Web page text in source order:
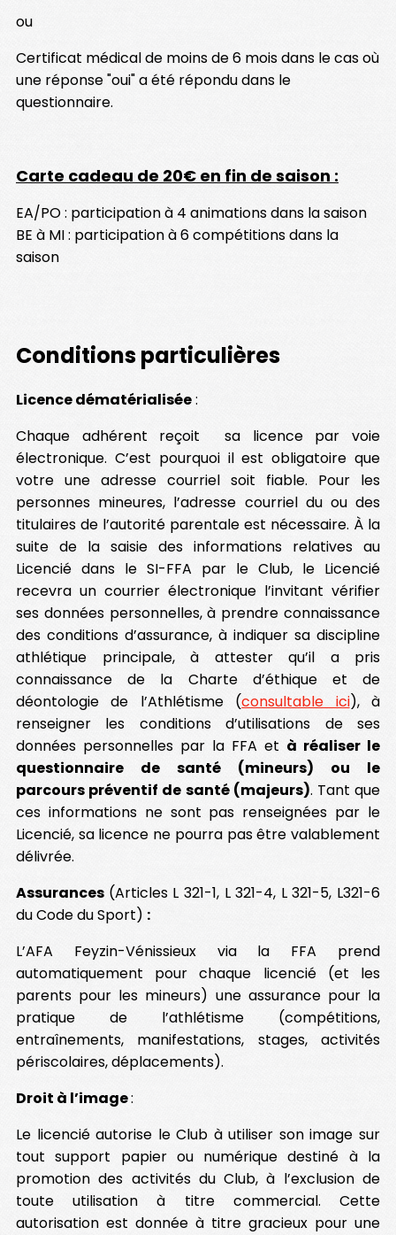
ou
Certificat médical de moins de 6 mois dans le cas où
une réponse "oui" a été répondu dans le
questionnaire.
Carte cadeau de 20€ en fin de saison :
EA/PO : participation à 4 animations dans la saison
BE à MI : participation à 6 compétitions dans la
saison
Conditions particulières
Licence dématérialisée:
Chaque adhérent reçoit sa licence par voie
électronique. C’est pourquoi il est obligatoire que
votre une adresse courriel soit fiable. Pour les
personnes mineures, l’adresse courriel du ou des
titulaires de l’autorité parentale est nécessaire. À la
suite de la saisie des informations relatives au
Licencié dans le SI-FFA par le Club, le Licencié
recevra un courrier électronique l’invitant vérifier
ses données personnelles, à prendre connaissance
des conditions d’assurance, à indiquer sa discipline
athlétique principale, à attester qu’il a pris
connaissance de la Charte d’éthique et de
déontologie de l’Athlétisme (consultable ici), à
renseigner les conditions d’utilisations de ses
données personnelles par la FFA et à réaliser le
questionnaire de santé (mineurs) ou le
parcours préventif de santé (majeurs). Tant que
ces informations ne sont pas renseignées par le
Licencié, sa licence ne pourra pas être valablement
délivrée.
Assurances (Articles L 321-1, L 321-4, L 321-5, L321-6
du Code du Sport) :
L’AFA Feyzin-Vénissieux via la FFA prend
automatiquement pour chaque licencié (et les
parents pour les mineurs) une assurance pour la
pratique de l’athlétisme (compétitions,
entraînements, manifestations, stages, activités
périscolaires, déplacements).
Droit à l’image:
Le licencié autorise le Club à utiliser son image sur
tout support papier ou numérique destiné à la
promotion des activités du Club, à l’exclusion de
toute utilisation à titre commercial. Cette
autorisation est donnée à titre gracieux pour une